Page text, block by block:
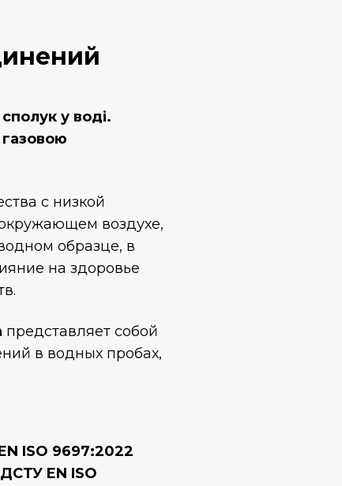
у воді.
с низкой
воздухе,
образце, в
на здоровье
представляет собой
в водных пробах,
ISO 9697:2022
EN ISO